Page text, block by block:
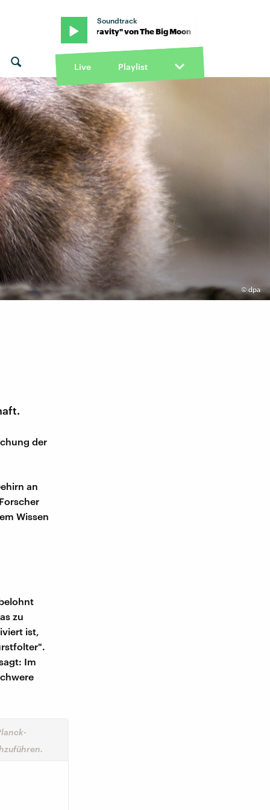
Soundtrack
· "Gravity" von The Big Moon · "Gravity" von The Big Moon
Live Playlist
© dpa
der
an
Wissen
zu
ist,
Im